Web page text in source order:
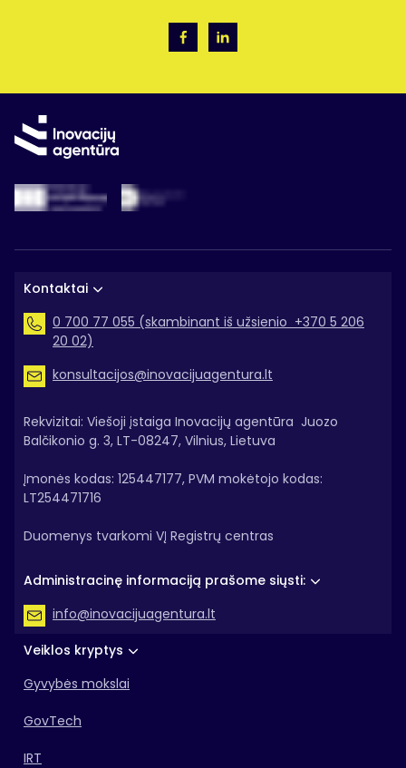
bus užtikrinamas tinkamas IA pavestų funkcijų vykdymas –
pasitelkiami išorės ekspertai, suteikiantys profesionalias
padedančias užtikrinti veiksmingą projektų vertinimą ir
ES struktūrinę paramą administruojantiems darbuotojams
dalyvavimo kvalifikacijos kėlimo renginiuose išlaidos-
patalpų nuomos, fizinės apsaugos, valymo, komunalinių
kanceliarinių, biuro ir kitų prekių įsigijimo išlaidos;
ryšio, pašto, duomenų teikimo, biuro įrangos nuomos,
išlaidos;
kitos išlaidos, susijusios su įgyvendinančiajai institucijai
Tinkamos finansuoti išlaidos turi būti būtinos techninės
2023 m. – 229 000,00 Eur
Techninė parama, skirta informuoti apie veiksmų programą,
Projekto tikslas – užtikrinti efektyvų visuomenės grupių
informacinių reklaminių kampanijų ir žiniasklaidos projektų
renginių organizavimo išlaidos – informavimo ir
kitos informavimo ir komunikacijos veikloms vykdyti būtinų
įsigijimo išlaidos.
Įgyvendinant informavimo apie veiksmų programą projektą,
Veiklos kryptys
Gyvybės mokslai
GovTech
IRT
Kontaktai
0 700 77 055 (skambinant iš užsienio +370 5 206
20 02)
konsultacijos@inovacijuagentura.lt
Rekvizitai: Viešoji įstaiga Inovacijų agentūra Juozo
Balčikonio g. 3, LT-08247, Vilnius, Lietuva
Įmonės kodas: 125447177, PVM mokėtojo kodas:
LT254471716
Duomenys tvarkomi VĮ Registrų centras
Administracinę informaciją prašome siųsti:
info@inovacijuagentura.lt